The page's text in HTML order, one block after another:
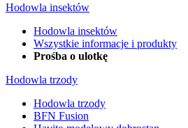
Hodowla insektów
Hodowla insektów
Wszystkie informacje i produkty
Prośba o ulotkę
Hodowla trzody
Hodowla trzody
BFN Fusion